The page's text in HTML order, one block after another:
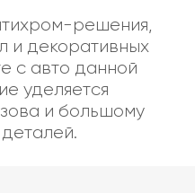
решения,
и декоративных
с авто данной
уделяется
и большому